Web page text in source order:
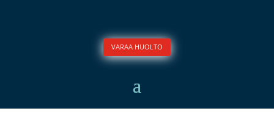
VARAA HUOLTO